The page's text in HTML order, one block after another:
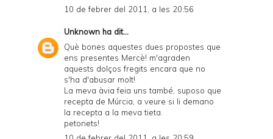
10 de febrer del 2011, a les 20:56
Unknown ha dit...
Què bones aquestes dues propostes que
ens presentes Mercè! m'agraden
aquests dolços fregits encara que no
s'ha d'abusar molt!
La meva àvia feia uns també, suposo que
recepta de Múrcia, a veure si li demano
la recepta a la meva tieta.
petonets!